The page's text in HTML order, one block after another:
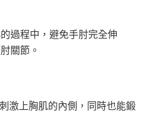
過程中，避免手肘完全伸
關節。
激上胸肌的內側，同時也能鍛